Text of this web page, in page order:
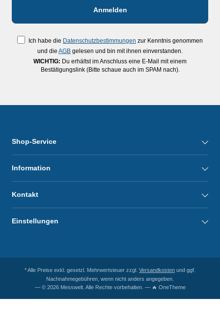
Ich habe die Datenschutzbestimmungen zur Kenntnis genommen
und die AGB gelesen und bin mit ihnen einverstanden.
WICHTIG: Du erhältst im Anschluss eine E-Mail mit einem
Bestätigungslink (Bitte schaue auch im SPAM nach).
Shop-Service
Information
Kontakt
Einstellungen
* Alle Preise exkl. gesetzl. Mehrwertsteuer zzgl. Versandkosten und ggf.
Nachnahmegebühren, wenn nicht anders angegeben.
— © 2026 Messwelt. Alle Rechte vorbehalten. — 🔥 OneTheme